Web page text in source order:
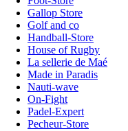
Gallop Store
Golf and co
Handball-Store
House of Rugby
La sellerie de Maé
Made in Paradis
Nauti-wave
On-Fight
Padel-Expert
Pecheur-Store